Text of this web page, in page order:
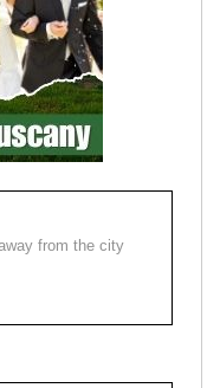
from the city